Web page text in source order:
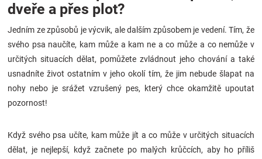
dveře a přes plot?
Jedním ze způsobů je výcvik, ale dalším způsobem je vedení. Tím, že
svého psa naučíte, kam může a kam ne a co může a co nemůže v
určitých situacích dělat, pomůžete zvládnout jeho chování a také
usnadníte život ostatním v jeho okolí tím, že jim nebude šlapat na
nohy nebo je srážet vzrušený pes, který chce okamžitě upoutat
pozornost!
Když svého psa učíte, kam může jít a co může v určitých situacích
dělat, je nejlepší, když začnete po malých krůčcích, aby ho příliš